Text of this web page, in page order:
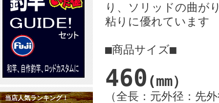
当店人気ランキング！
り、ソリッドの曲が
粘りに優れています
■商品サイズ■
460 (mm）
（全長：元外径：先